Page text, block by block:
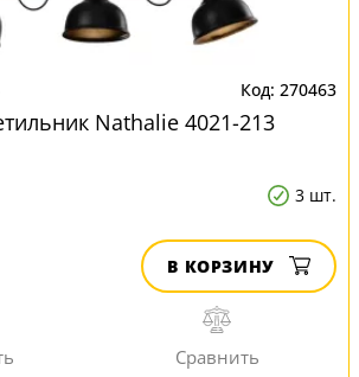
270463
Nathalie 4021-213
3 шт.
В КОРЗИНУ